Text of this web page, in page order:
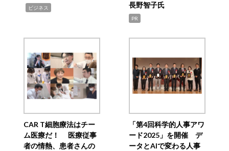
ビジネス
長野智子氏
PR
CAR T細胞療法はチー
ム医療だ！ 医療従事
者の情熱、患者さんの
「第4回科学的人事アワ
ード2025」を開催 デ
ータとAIで変わる人事